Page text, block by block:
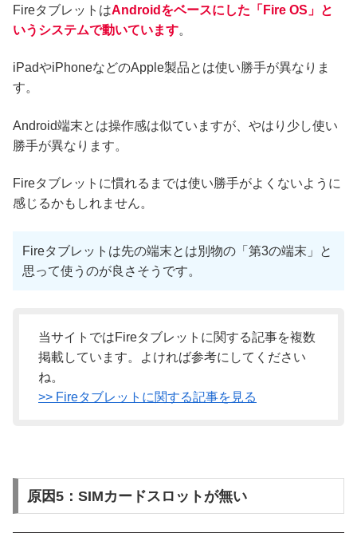
FireタブレットはAndroidをベースにした「Fire OS」と
いうシステムで動いています。
iPadやiPhoneなどのApple製品とは使い勝手が異なりま
す。
Android端末とは操作感は似ていますが、やはり少し使い
勝手が異なります。
Fireタブレットに慣れるまでは使い勝手がよくないように
感じるかもしれません。
Fireタブレットは先の端末とは別物の「第3の端末」と
思って使うのが良さそうです。
当サイトではFireタブレットに関する記事を複数
掲載しています。よければ参考にしてください
ね。
>> Fireタブレットに関する記事を見る
原因5：SIMカードスロットが無い